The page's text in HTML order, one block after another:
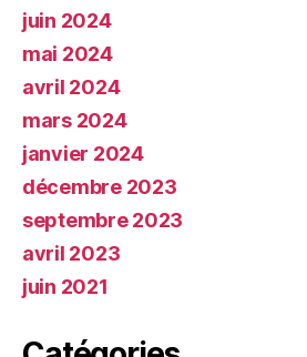
juin 2024
mai 2024
avril 2024
mars 2024
janvier 2024
décembre 2023
septembre 2023
avril 2023
juin 2021